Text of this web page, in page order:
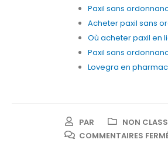
Paxil sans
Acheter paxil sans
Où acheter paxil en
Paxil sans
Lovegra en
PAR
NON
COMMENTAIRES